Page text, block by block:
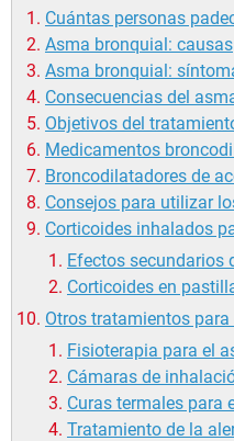
Cuántas personas
Asma bronquial: causas
Asma bronquial:
Consecuencias del
Objetivos del
Medicamentos
Broncodilatadores de
Consejos para utilizar
Corticoides inhalados
Efectos secundarios
Corticoides en
Otros tratamientos para
Fisioterapia para el
Cámaras de
Curas termales para
Tratamiento de la